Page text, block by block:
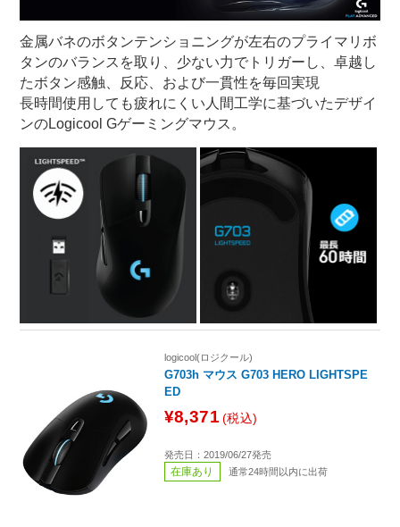
金属バネのボタンテンショニングが左右のプライマリボ
タンのバランスを取り、少ない力でトリガーし、卓越し
たボタン感触、反応、および一貫性を毎回実現
長時間使用しても疲れにくい人間工学に基づいたデザイ
ンのLogicool Gゲーミングマウス。
logicool(ロジクール)
G703h マウス G703 HERO LIGHTSPE
ED
¥8,371 (税込)
発売日：2019/06/27発売
在庫あり 通常24時間以内に出荷